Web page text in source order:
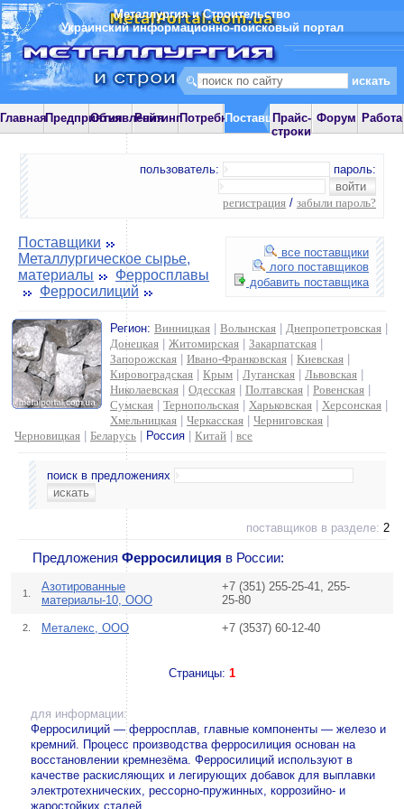
Металлургия и Строительство
Украинский информационно-поисковый портал
ГлавнаяПредприятияОбъявления
РейтингПотребностиПоставщики
Прайс-
строки
Форум Работа
пользователь: пароль:
регистрация / забыли пароль?
все поставщики
лого поставщиков
добавить поставщика
Поставщики
Металлургическое сырье,
материалы
Ферросплавы
Ферросилиций
Регион: Винницкая Волынская Днепропетровская
Донецкая
Житомирская Закарпатская
Запорожская
Ивано-Франковская Киевская
Кировоградская
Крым Луганская Львовская
Николаевская
Одесская Полтавская Ровенская
Сумская
Тернопольская Харьковская Херсонская
Хмельницкая
Черкасская Черниговская
Черновицкая
Беларусь Россия Китай все
поиск в предложениях
поставщиков в разделе: 2
Предложения Ферросилиция в России:
1.
Азотированные
материалы-10, ООО
+7 (351) 255-25-41, 255-
25-80
2. Металекс, ООО +7 (3537) 60-12-40
Страницы: 1
для информации:
Ферросилиций — ферросплав, главные компоненты — железо и
кремний. Процесс производства ферросилиция основан на
восстановлении кремнезёма. Ферросилиций используют в
качестве раскисляющих и легирующих добавок для выплавки
электротехнических, рессорно-пружинных, коррозийно- и
жаростойких сталей.